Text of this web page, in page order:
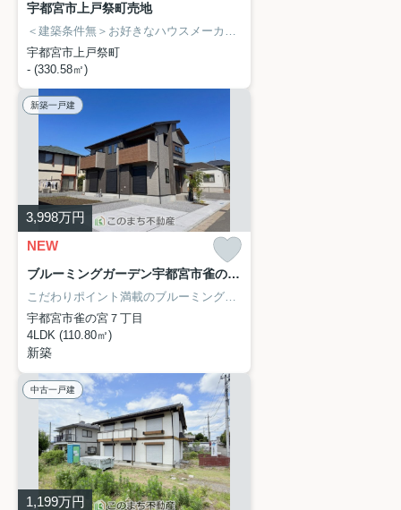
宇都宮市上戸祭町売地
＜建築条件無＞お好きなハウスメーカーで建築可能です
宇都宮市上戸祭町
- (330.58㎡)
新築一戸建
3,998万円
NEW
ブルーミングガーデン宇都宮市雀の宮7丁目2期 1号棟
こだわりポイント満載のブルーミングガーデン宇都宮市雀の宮7丁目2期。ファミリーマート 雀の宮七丁目店まで徒歩6分と近場にコンビニがあるのもポイント。一生に一度のマイホーム探しは、ぜひ新築戸建てで。新たな生活の第一歩をこのまち不動産がサポート致します。宇都宮市での不動産探しなら、ぜひお任せください。
宇都宮市雀の宮７丁目
4LDK (110.80㎡)
新築
中古一戸建
1,199万円